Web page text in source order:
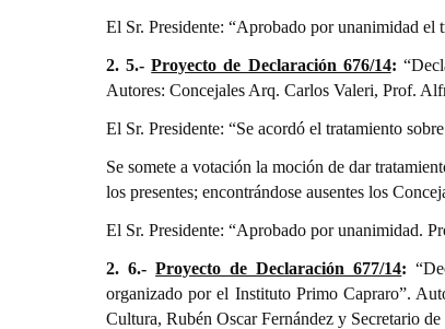
El Sr. Presidente: “Aprobado por unanimidad el
2. 5.-Proyecto de Declaración 676/14:
Autores: Concejales Arq. Carlos Valeri, Prof.
El Sr. Presidente: “Se acordó el tratamiento
Se somete a votación la moción de dar
los presentes; encontrándose ausentes los
El Sr. Presidente: “Aprobado por unanimidad.
2. 6.-Proyecto de Declaración 677/14:
organizado por el Instituto Primo Capraro”.
Cultura, Rubén Oscar Fernández y Secretario